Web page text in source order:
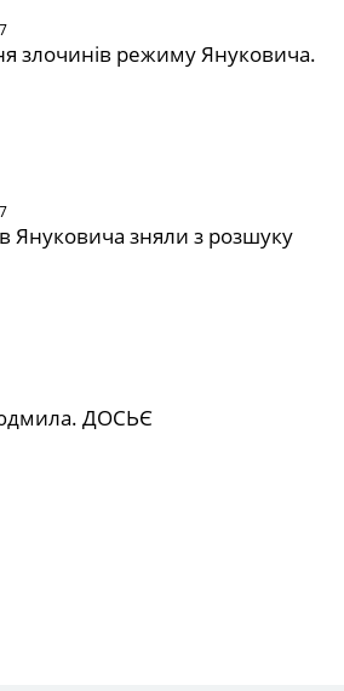
злочинів режиму Януковича.
Януковича зняли з розшуку
ДОСЬЄ